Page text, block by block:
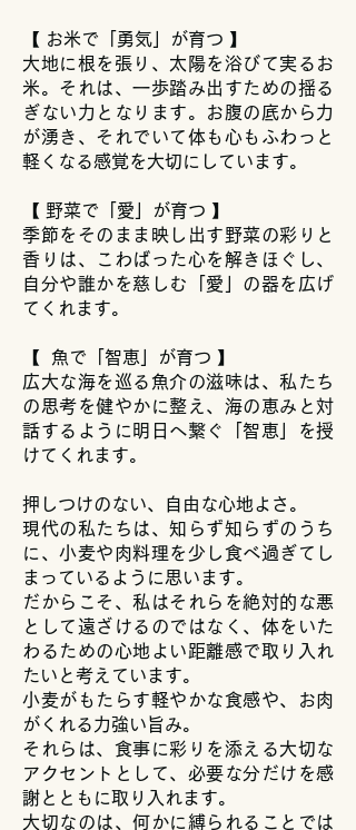
【 お米で「勇気」が育つ 】
大地に根を張り、太陽を浴びて実るお
米。それは、一歩踏み出すための揺る
ぎない力となります。お腹の底から力
が湧き、それでいて体も心もふわっと
軽くなる感覚を大切にしています。
【 野菜で「愛」が育つ 】
季節をそのまま映し出す野菜の彩りと
香りは、こわばった心を解きほぐし、
自分や誰かを慈しむ「愛」の器を広げ
てくれます。
【 魚で「智恵」が育つ 】
広大な海を巡る魚介の滋味は、私たち
の思考を健やかに整え、海の恵みと対
話するように明日へ繋ぐ「智恵」を授
けてくれます。
押しつけのない、自由な心地よさ。
現代の私たちは、知らず知らずのうち
に、小麦や肉料理を少し食べ過ぎてし
まっているように思います。
だからこそ、私はそれらを絶対的な悪
として遠ざけるのではなく、体をいた
わるための心地よい距離感で取り入れ
たいと考えています。
小麦がもたらす軽やかな食感や、お肉
がくれる力強い旨み。
それらは、食事に彩りを添える大切な
アクセントとして、必要な分だけを感
謝とともに取り入れます。
大切なのは、何かに縛られることでは